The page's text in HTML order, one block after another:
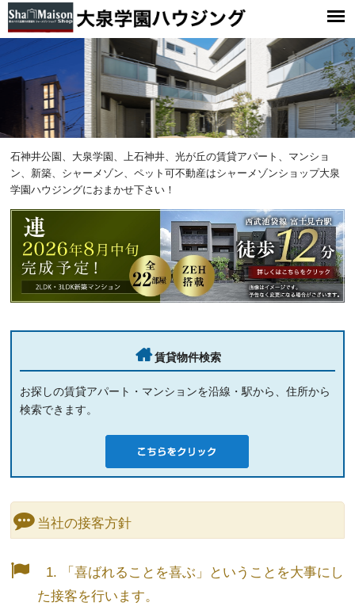
大泉学園ハウジング
石神井公園、大泉学園、上石神井、光が丘の賃貸アパート、マンショ
ン、新築、シャーメゾン、ペット可不動産はシャーメゾンショップ大泉
学園ハウジングにおまかせ下さい！
賃貸物件検索
お探しの賃貸アパート・マンションを沿線・駅から、住所から
検索できます。
当社の接客方針
1. 「喜ばれることを喜ぶ」ということを大事にし
た接客を行います。